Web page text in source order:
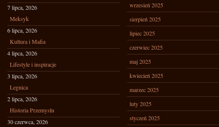
7 lipca, 2026
Meksyk
6 lipca, 2026
Kultura i Mafia
4 lipca, 2026
Lifestyle i inspiracje
3 lipca, 2026
Legnica
2 lipca, 2026
Historia Przemysłu
30 czerwca, 2026
wrzesień 2025
sierpień 2025
lipiec 2025
czerwiec 2025
maj 2025
kwiecień 2025
marzec 2025
luty 2025
styczeń 2025